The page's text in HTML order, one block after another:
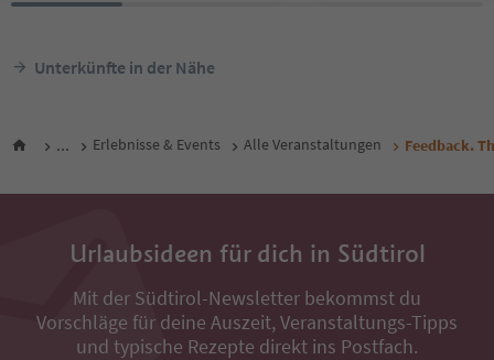
Unterkünfte in der Nähe
... Erlebnisse & Events Alle Veranstaltungen Feedback.
Urlaubsideen für dich in Südtirol
Mit der Südtirol-Newsletter bekommst du
Vorschläge für deine Auszeit, Veranstaltungs-Tipps
und typische Rezepte direkt ins Postfach.